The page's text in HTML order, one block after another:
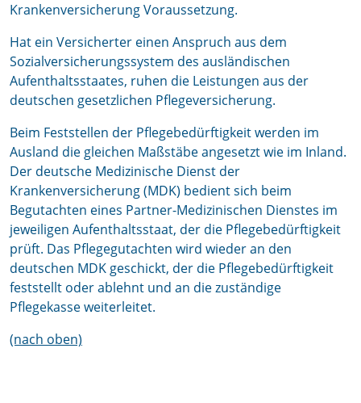
Krankenversicherung Voraussetzung.
Hat ein Versicherter einen Anspruch aus dem
Sozialversicherungssystem des ausländischen
Aufenthaltsstaates, ruhen die Leistungen aus der
deutschen gesetzlichen Pflegeversicherung.
Beim Feststellen der Pflegebedürftigkeit werden im
Ausland die gleichen Maßstäbe angesetzt wie im Inland.
Der deutsche Medizinische Dienst der
Krankenversicherung (MDK) bedient sich beim
Begutachten eines Partner-Medizinischen Dienstes im
jeweiligen Aufenthaltsstaat, der die Pflegebedürftigkeit
prüft. Das Pflegegutachten wird wieder an den
deutschen MDK geschickt, der die Pflegebedürftigkeit
feststellt oder ablehnt und an die zuständige
Pflegekasse weiterleitet.
(nach oben)